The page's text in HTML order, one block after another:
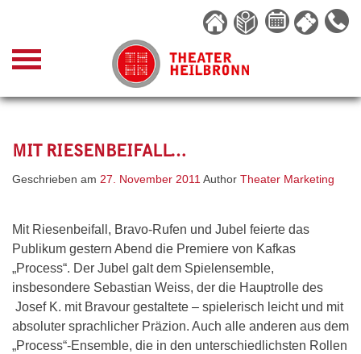
content
MIT RIESENBEIFALL…
Geschrieben am 27. November 2011 Author Theater Marketing
Mit Riesenbeifall, Bravo-Rufen und Jubel feierte das
Publikum gestern Abend die Premiere von Kafkas
„Process“. Der Jubel galt dem Spielensemble,
insbesondere Sebastian Weiss, der die Hauptrolle des
Josef K. mit Bravour gestaltete – spielerisch leicht und mit
absoluter sprachlicher Präzion. Auch alle anderen aus dem
„Process“-Ensemble, die in den unterschiedlichsten Rollen